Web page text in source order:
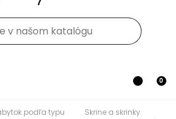
0
Nábytok podľa typu
Skrine a skrinky